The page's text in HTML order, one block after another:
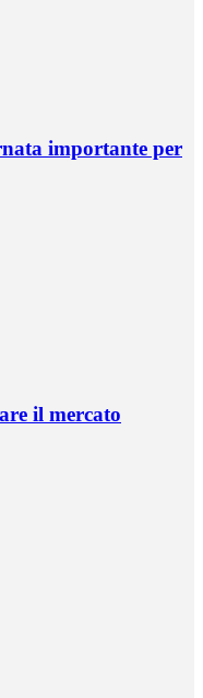
importante per
il mercato